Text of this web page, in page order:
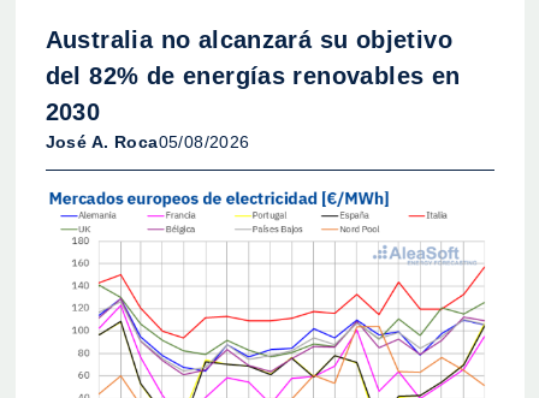
Australia no alcanzará su objetivo
del 82% de energías renovables en
2030
José A. Roca05/08/2026